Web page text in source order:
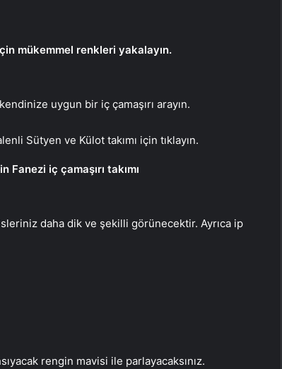
mükemmel renkleri yakalayın.
uygun bir iç çamaşırı arayın.
Sütyen ve Külot takımı için tıklayın.
iç çamaşırı takımı
daha dik ve şekilli görünecektir. Ayrıca ip
rengin mavisi ile parlayacaksınız.